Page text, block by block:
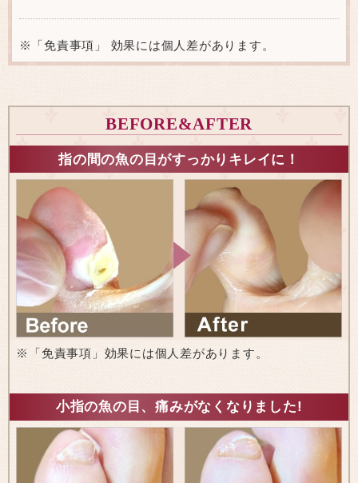
※「免責事項」 効果には個人差があります。
BEFORE&AFTER
指の間の魚の目がすっかりキレイに！
※「免責事項」効果には個人差があります。
小指の魚の目、痛みがなくなりました!